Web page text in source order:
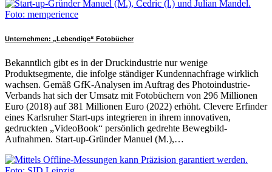
Unternehmen: „Lebendige“ Fotobücher
Bekanntlich gibt es in der Druckindustrie nur wenige
Produktsegmente, die infolge ständiger Kundennachfrage wirklich
wachsen. Gemäß GfK-Analysen im Auftrag des Photoindustrie-
Verbands hat sich der Umsatz mit Fotobüchern von 296 Millionen
Euro (2018) auf 381 Millionen Euro (2022) erhöht. Clevere Erfinder
eines Karlsruher Start-ups integrieren in ihrem innovativen,
gedruckten „VideoBook“ persönlich gedrehte Bewegbild-
Aufnahmen. Start-up-Gründer Manuel (M.),…